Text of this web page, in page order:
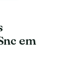
em